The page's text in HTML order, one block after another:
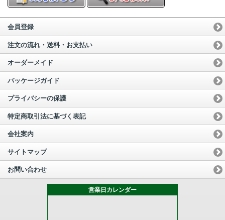
会員登録
注文の流れ・送料・お支払い
オーダーメイド
パッケージガイド
プライバシーの保護
特定商取引法に基づく表記
会社案内
サイトマップ
お問い合わせ
営業日カレンダー